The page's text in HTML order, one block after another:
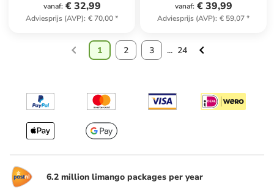
vanaf: € 32,99
Adviesprijs (AVP): € 70,00*
vanaf: € 39,99
Adviesprijs (AVP): € 59,07*
1 2 3 ... 24
6.2 million limango packages per year